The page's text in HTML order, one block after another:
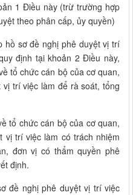
1 Điều này (trừ trường hợp
theo phân cấp, ủy quyền)
hồ sơ đề nghị phê duyệt vị trí
định tại khoản 2 Điều này,
tổ chức cán bộ của cơ quan,
trí việc làm để rà soát, tổng
tổ chức cán bộ của cơ quan,
vị trí việc làm có trách nhiệm
đơn vị có thẩm quyền phê
định.
đề nghị phê duyệt vị trí việc